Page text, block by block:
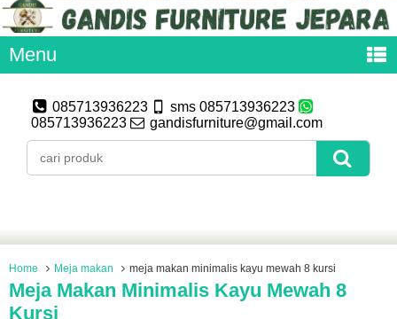
Menu
085713936223
sms 085713936223
085713936223
gandisfurniture@gmail.com
Home Meja makan meja makan minimalis kayu mewah 8 kursi
Meja Makan Minimalis Kayu Mewah 8
Kursi